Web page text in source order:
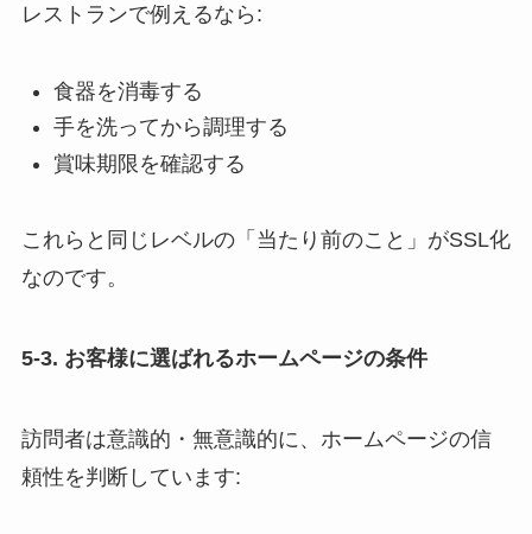
レストランで例えるなら:
食器を消毒する
手を洗ってから調理する
賞味期限を確認する
これらと同じレベルの「当たり前のこと」がSSL化
なのです。
5-3. お客様に選ばれるホームページの条件
訪問者は意識的・無意識的に、ホームページの信
頼性を判断しています: